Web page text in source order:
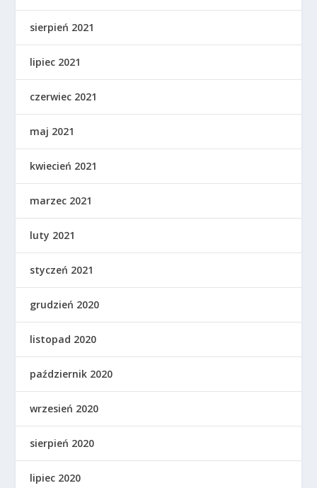
sierpień 2021
lipiec 2021
czerwiec 2021
maj 2021
kwiecień 2021
marzec 2021
luty 2021
styczeń 2021
grudzień 2020
listopad 2020
październik 2020
wrzesień 2020
sierpień 2020
lipiec 2020